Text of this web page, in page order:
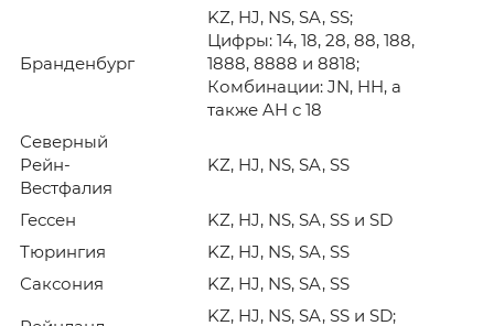
Бранденбург
KZ, HJ, NS, SA, SS;
Цифры: 14, 18, 28, 88, 188,
1888, 8888 и 8818;
Комбинации: JN, HH, а
также AH с 18
Северный
Рейн-
Вестфалия
KZ, HJ, NS, SA, SS
Гессен
KZ, HJ, NS, SA, SS и SD
Тюрингия
KZ, HJ, NS, SA, SS
Саксония
KZ, HJ, NS, SA, SS
KZ, HJ, NS, SA, SS и SD;